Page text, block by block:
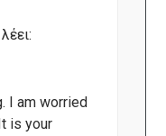
λέει:
I am worried
is your